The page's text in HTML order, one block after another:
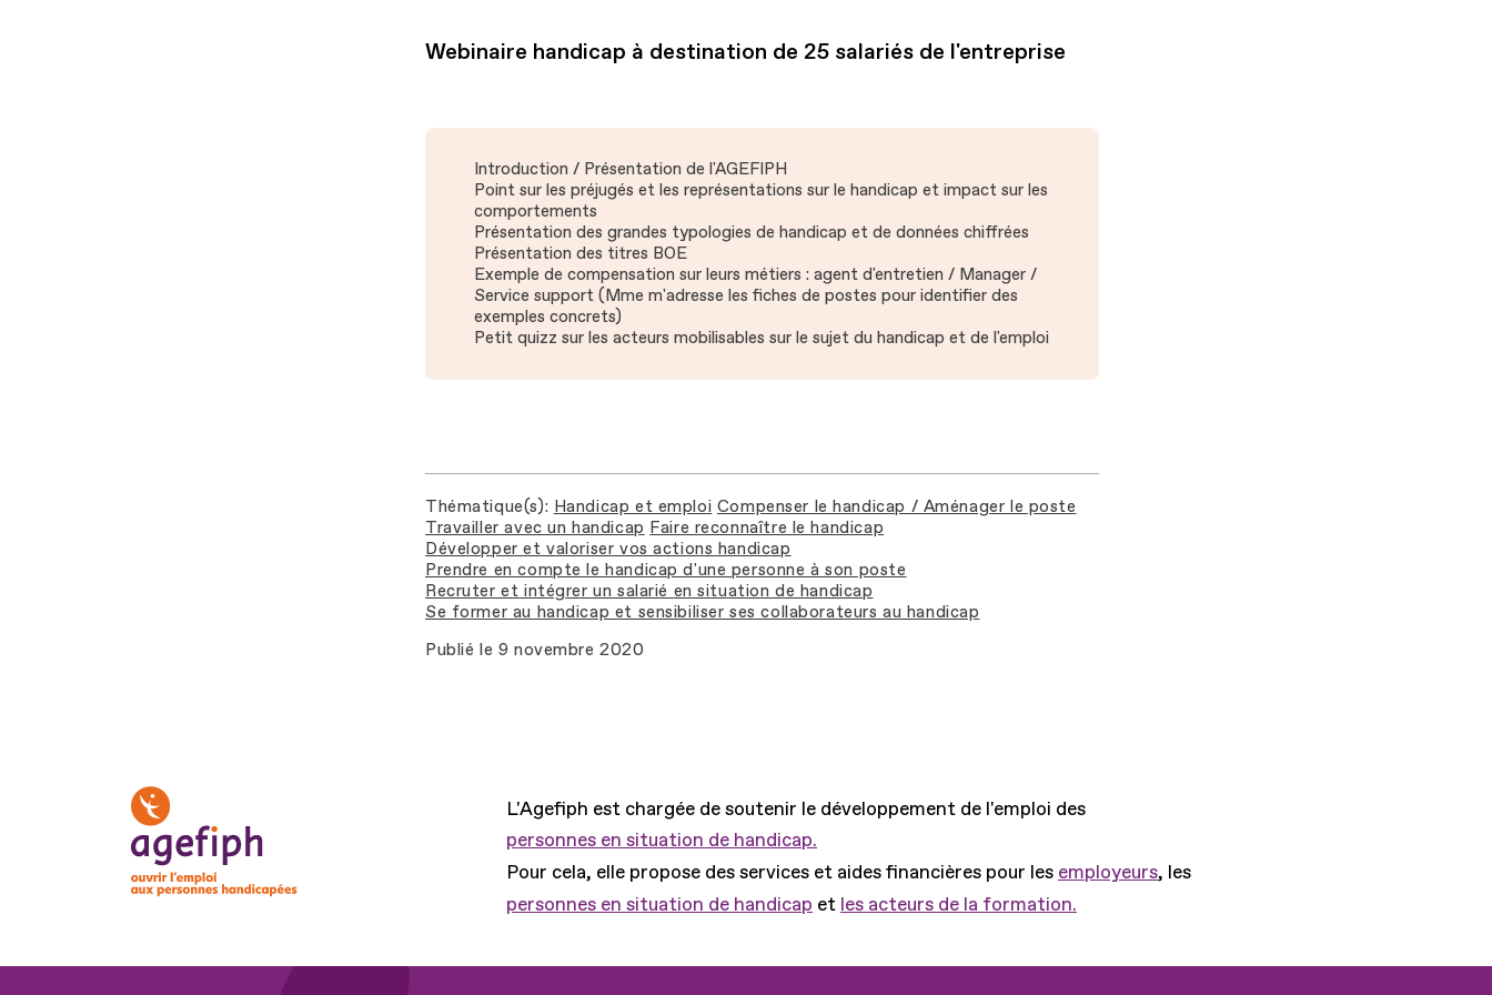
Webinaire handicap à destination de 25 salariés de l'entreprise
Introduction / Présentation de l'AGEFIPH
Point sur les préjugés et les représentations sur le handicap et impact sur les
comportements
Présentation des grandes typologies de handicap et de données chiffrées
Présentation des titres BOE
Exemple de compensation sur leurs métiers : agent d'entretien / Manager /
Service support (Mme m'adresse les fiches de postes pour identifier des
exemples concrets)
Petit quizz sur les acteurs mobilisables sur le sujet du handicap et de l'emploi
Thématique(s) Handicap et emploi Compenser le handicap / Aménager le poste
Travailler avec un handicap Faire reconnaître le handicap
Développer et valoriser vos actions handicap
Prendre en compte le handicap d'une personne à son poste
Recruter et intégrer un salarié en situation de handicap
Se former au handicap et sensibiliser ses collaborateurs au handicap
Publié le 9 novembre 2020
L'Agefiph est chargée de soutenir le développement de l'emploi des
personnes en situation de handicap.
Pour cela, elle propose des services et aides financières pour les employeurs, les
personnes en situation de handicap et les acteurs de la formation.